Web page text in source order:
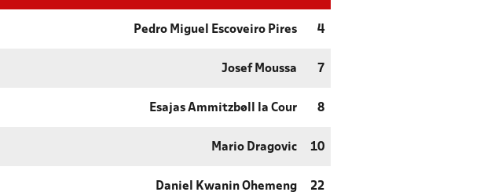
Pedro Miguel Escoveiro Pires 4
Josef Moussa 7
Esajas Ammitzbøll la Cour 8
Mario Dragovic 10
Daniel Kwanin Ohemeng 22